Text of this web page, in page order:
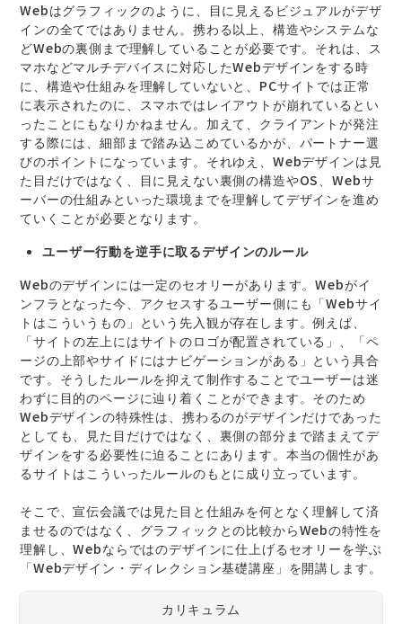
Webはグラフィックのように、目に見えるビジュアルがデザ
インの全てではありません。携わる以上、構造やシステムな
どWebの裏側まで理解していることが必要です。それは、ス
マホなどマルチデバイスに対応したWebデザインをする時
に、構造や仕組みを理解していないと、PCサイトでは正常
に表示されたのに、スマホではレイアウトが崩れているとい
ったことにもなりかねません。加えて、クライアントが発注
する際には、細部まで踏み込こめているかが、パートナー選
びのポイントになっています。それゆえ、Webデザインは見
た目だけではなく、目に見えない裏側の構造やOS、Webサ
ーバーの仕組みといった環境までを理解してデザインを進め
ていくことが必要となります。
ユーザー行動を逆手に取るデザインのルール
Webのデザインには一定のセオリーがあります。Webがイ
ンフラとなった今、アクセスするユーザー側にも「Webサイ
トはこういうもの」という先入観が存在します。例えば、
「サイトの左上にはサイトのロゴが配置されている」、「ペ
ージの上部やサイドにはナビゲーションがある」という具合
です。そうしたルールを抑えて制作することでユーザーは迷
わずに目的のページに辿り着くことができます。そのため
Webデザインの特殊性は、携わるのがデザインだけであった
としても、見た目だけではなく、裏側の部分まで踏まえてデ
ザインをする必要性に迫ることにあります。本当の個性があ
るサイトはこういったルールのもとに成り立っています。
そこで、宣伝会議では見た目と仕組みを何となく理解して済
ませるのではなく、グラフィックとの比較からWebの特性を
理解し、Webならではのデザインに仕上げるセオリーを学ぶ
「Webデザイン・ディレクション基礎講座」を開講します。
カリキュラム